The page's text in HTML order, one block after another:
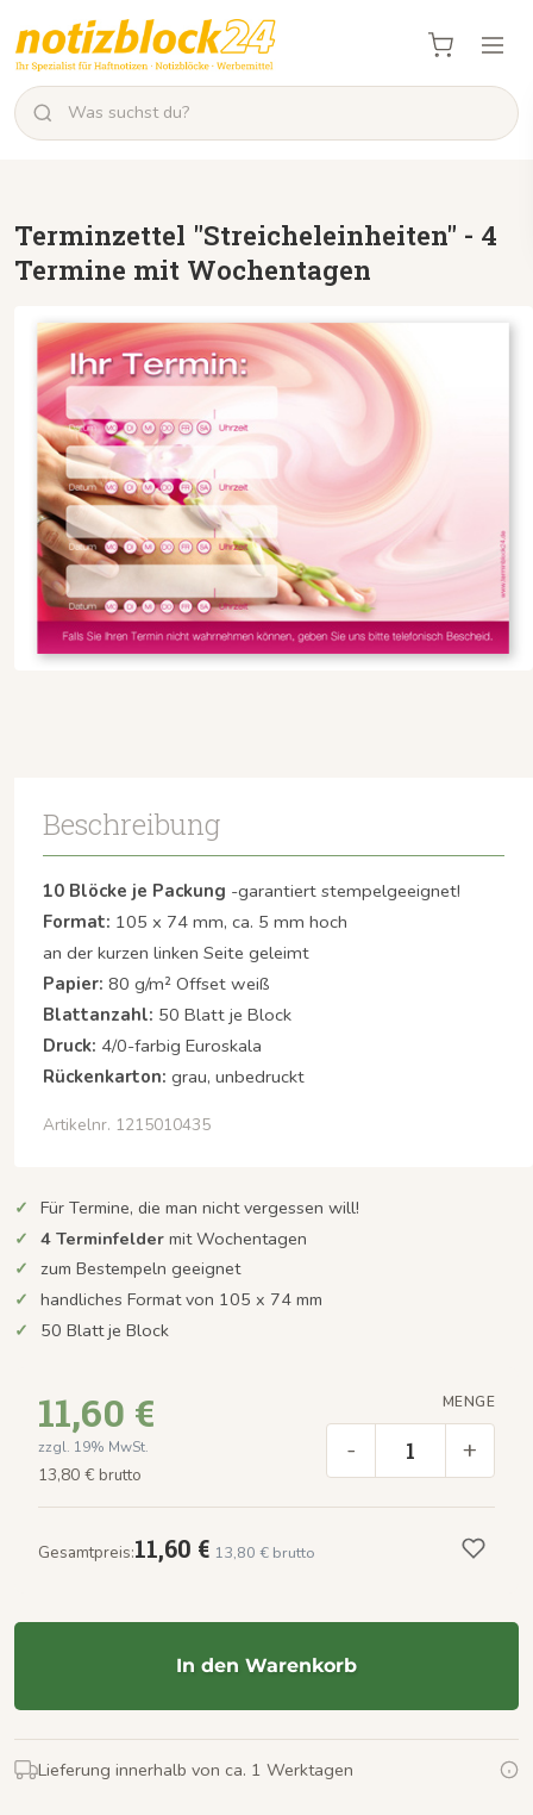
Terminzettel "Streicheleinheiten" - 4
Termine mit Wochentagen
Beschreibung
10 Blöcke je Packung -garantiert stempelgeeignet!
Format: 105 x 74 mm, ca. 5 mm hoch
an der kurzen linken Seite geleimt
Papier: 80 g/m² Offset weiß
Blattanzahl: 50 Blatt je Block
Druck: 4/0-farbig Euroskala
Rückenkarton: grau, unbedruckt
Artikelnr. 1215010435
Für Termine, die man nicht vergessen will!
4 Terminfelder mit Wochentagen
zum Bestempeln geeignet
handliches Format von 105 x 74 mm
50 Blatt je Block
11,60 €
zzgl. 19% MwSt.
13,80 € brutto
MENGE
- +
Gesamtpreis:11,60 € 13,80 € brutto
In den Warenkorb
Lieferung innerhalb von ca. 1 Werktagen